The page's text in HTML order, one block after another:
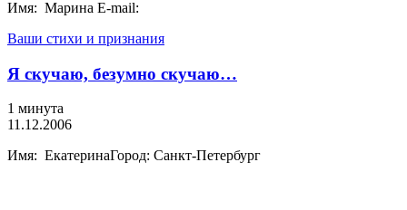
Имя: Марина E-mail:
Ваши стихи и признания
Я скучаю, безумно скучаю…
1 минута
11.12.2006
Имя: ЕкатеринаГород: Санкт-Петербург